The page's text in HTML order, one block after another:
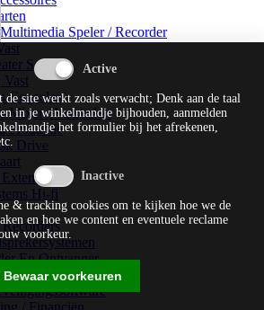
Multimedia Speler / Recorder
Systems
Consoles
Mixer / Versterker
Productie
Drive
Hi-fi
En Ontvanger
de site werkt zoals verwacht; Denk aan de taal
in je winkelmandje bijhouden, aanmelden
het formulier bij het afrekenen,
& tracking cookies om te kijken hoe we de
en hoe we content en eventuele reclame
voorkeur.
Bewaar voorkeuren